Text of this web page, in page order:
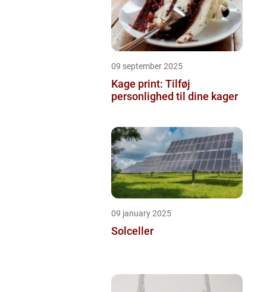
09 september 2025
Kage print: Tilføj
personlighed til dine kager
09 january 2025
Solceller